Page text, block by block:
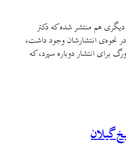
هم منتشر شده که دکتر
نحوه‌ی انتشارشان وجود داشت،
برای انتشار دوباره سپرد، که
موج نفرت‌پراکنی‌های عقیدتی و
گیلان